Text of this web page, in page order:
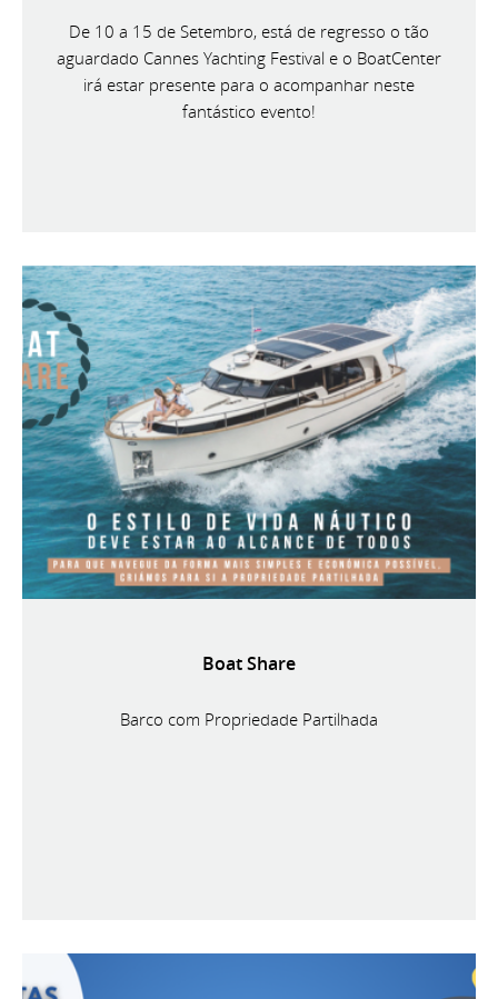
De 10 a 15 de Setembro, está de regresso o tão
aguardado Cannes Yachting Festival e o BoatCenter
irá estar presente para o acompanhar neste
fantástico evento!
Boat Share
Barco com Propriedade Partilhada